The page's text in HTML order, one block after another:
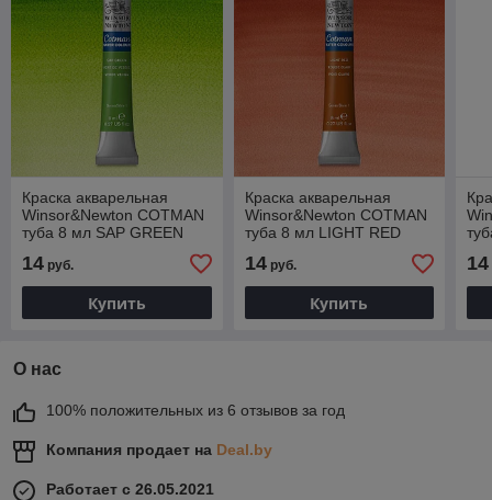
Краска акварельная
Winsor&Newton COTMAN
туба 8 мл SAP GREEN
14 руб.
Купить
Краска акварельная
Winsor&Newton COTMAN
туба 8 мл LIGHT RED
14руб.
Купить
14
О нас
100% положительных из 6 отзывов за год
Компания продает на Deal.by
Работает с 26.05.2021